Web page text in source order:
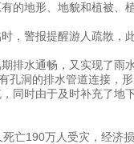
地形、地貌和植被、
警报提醒游人疏散，
水通畅，又实现了雨水
的排水管道连接，形
时由于及时补充了地
190万人受灾，经济损